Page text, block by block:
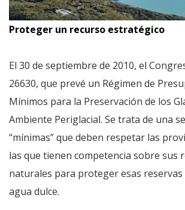
Proteger un recurso estratégico
El 30 de septiembre de 2010, el
26630, que prevé un Régimen de
Mínimos para la Preservación de los
Ambiente Periglacial. Se trata de una
“mínimas” que deben respetar las
las que tienen competencia sobre sus
naturales para proteger esas reservas
agua dulce.